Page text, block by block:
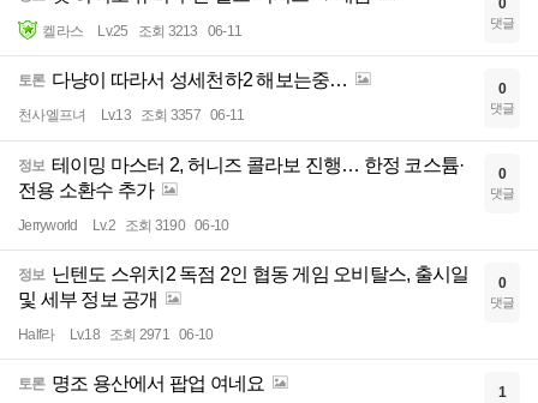
켈라스 Lv.25 조회 3213 06-11
0
댓글
토론 다냥이 따라서 성세천하2 해보는중…
천사엘프녀 Lv.13 조회 3357 06-11
0
댓글
정보 테이밍 마스터 2, 허니즈 콜라보 진행… 한정 코스튬·
전용 소환수 추가
Jerryworld Lv.2 조회 3190 06-10
0
댓글
정보 닌텐도 스위치2 독점 2인 협동 게임 오비탈스, 출시일
및 세부 정보 공개
Half라 Lv.18 조회 2971 06-10
0
댓글
토론 명조 용산에서 팝업 여네요 1